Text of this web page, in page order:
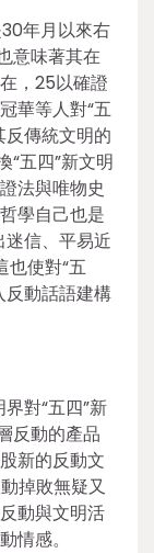
年月以來右
意味著其在
，25以確證
華等人對“五
反傳統文明的
“五四”新文明
法與唯物史
學自己也是
迷信、平易近
也使對“五
反動話語建構
對“五四”新
反動的產品
新的反動文
掉敗無疑又
動與文明活
情感。